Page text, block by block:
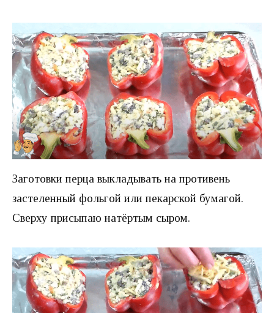
Заготовки перца выкладывать на противень
застеленный фольгой или пекарской бумагой.
Сверху присыпаю натёртым сыром.